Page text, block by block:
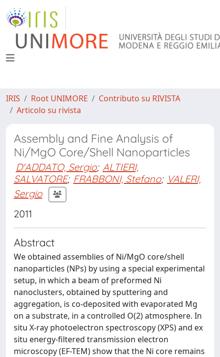
IRIS Root UNIMORE
Contributo su RIVISTA
Articolo su rivista
Assembly and Fine Analysis of
Ni/MgO Core/Shell Nanoparticles
D'ADDATO, Sergio; ALTIERI,
SALVATORE; FRABBONI, Stefano; VALERI,
Sergio
2011
Abstract
We obtained assemblies of Ni/MgO core/shell
nanoparticles (NPs) by using a special experimental
setup, in which a beam of preformed Ni
nanoclusters, obtained by sputtering and
aggregation, is co-deposited with evaporated Mg
on a substrate, in a controlled O(2) atmosphere. In
situ X-ray photoelectron spectroscopy (XPS) and ex
situ energy-filtered transmission electron
microscopy (EF-TEM) show that the Ni core remains